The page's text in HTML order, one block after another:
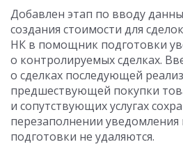
Добавлен этап по вводу
создания стоимости для
НК в помощник подготовки
о контролируемых сделках.
о сделках последующей
предшествующей покупки
и сопутствующих услугах
перезаполнении
подготовки не удаляются.